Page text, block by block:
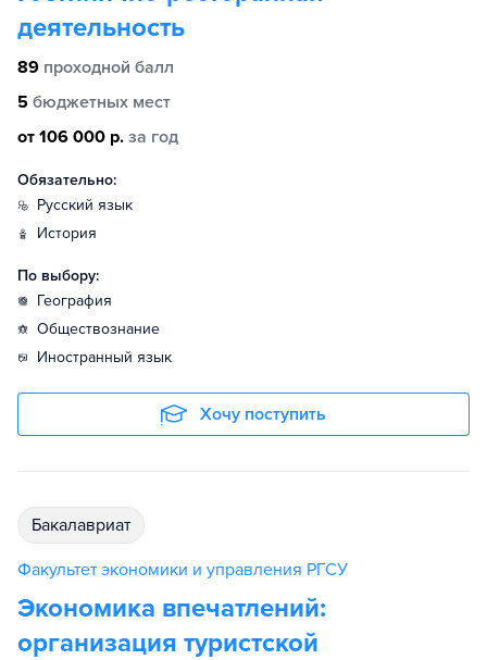
деятельность
89 проходной балл
5 бюджетных мест
от 106 000 р. за год
Обязательно:
русский язык
история
По выбору:
география
обществознание
иностранный язык
Хочу поступить
бакалавриат
Факультет экономики и управления РГСУ
Экономика впечатлений:
организация туристской